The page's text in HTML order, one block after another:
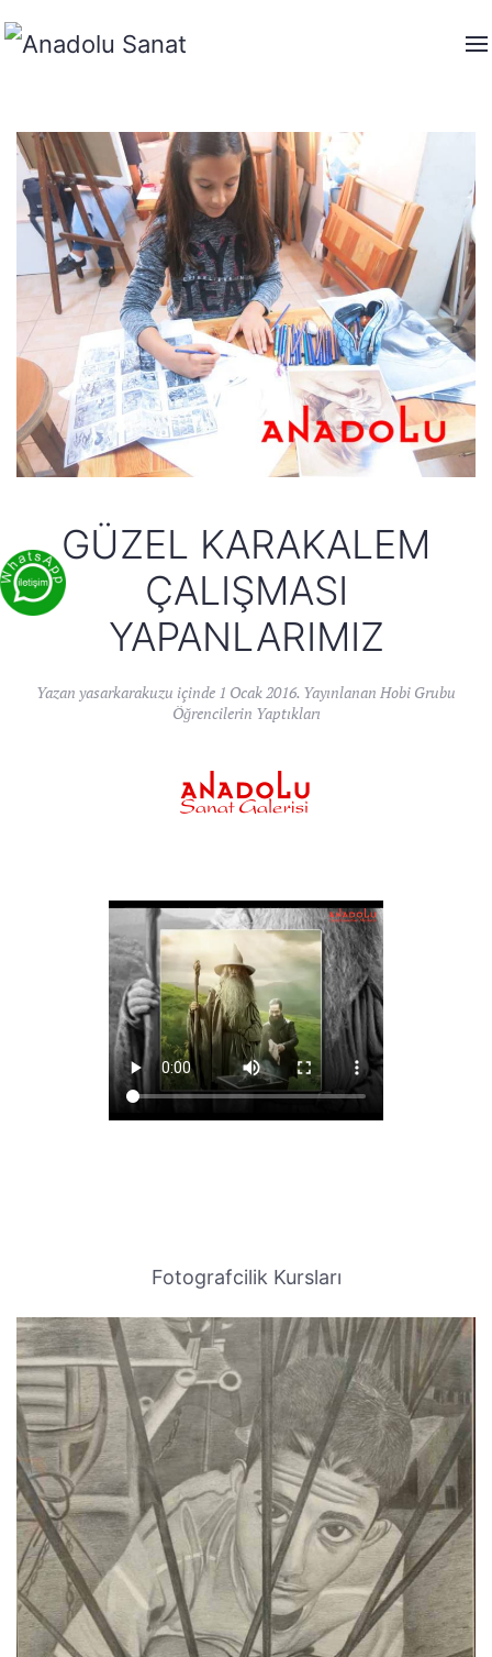
GÜZEL KARAKALEM
ÇALIŞMASI
YAPANLARIMIZ
Yazan yasarkarakuzu içinde 1 Ocak 2016. Yayınlanan Hobi Grubu
Öğrencilerin Yaptıkları
Fotografcilik Kursları